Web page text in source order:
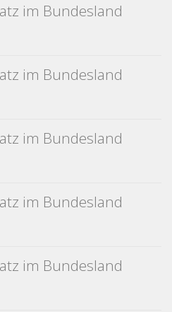
im Bundesland
im Bundesland
im Bundesland
im Bundesland
im Bundesland